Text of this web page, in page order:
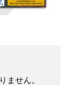
ません。